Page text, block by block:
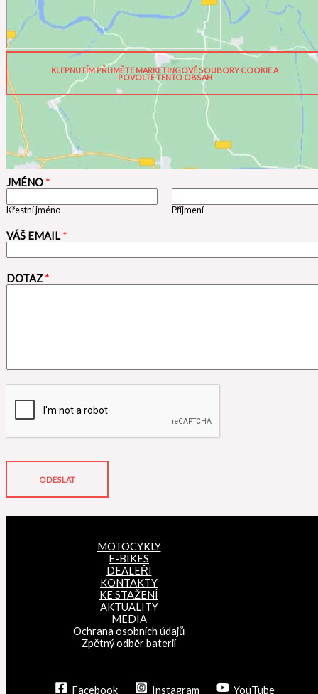
KLEPNUTÍM PŘIJMĚTE MARKETINGOVÉ SOUBORY COOKIE A
POVOLTE TENTO OBSAH
JMÉNO *
Křestní jméno Příjmení
VÁŠ EMAIL*
DOTAZ*
ODESLAT
MOTOCYKLY
E-BIKES
DEALEŘI
KONTAKTY
KE STAŽENÍ
AKTUALITY
MEDIA
Ochrana osobních údajů
Zpětný odběr baterií
Facebook Instagram YouTube